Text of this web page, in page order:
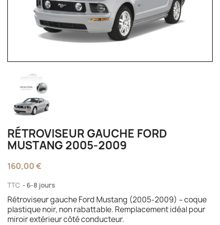
RÉTROVISEUR GAUCHE FORD
MUSTANG 2005-2009
160,00 €
TTC 6-8 jours
Rétroviseur gauche Ford Mustang (2005-2009) – coque
plastique noir, non rabattable. Remplacement idéal pour
miroir extérieur côté conducteur.